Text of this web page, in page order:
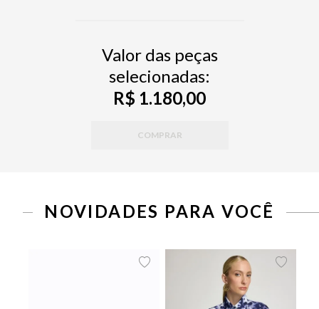
Valor das peças
selecionadas:
R$ 1.180,00
COMPRAR
NOVIDADES PARA VOCÊ